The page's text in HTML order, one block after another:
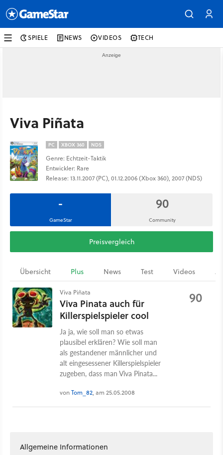
SPIELE NEWS VIDEOS TECH
Viva Piñata
PC XBOX 360 NDS
Genre: Echtzeit-Taktik
Entwickler: Rare
Release: 13.11.2007 (PC), 01.12.2006 (Xbox 360), 2007 (NDS)
-
GameStar
90
Community
Preisvergleich
Übersicht Plus News Test Videos
Viva Piñata
Viva Pinata auch für
Killerspielspieler cool
Ja ja, wie soll man so etwas
plausibel erklären? Wie soll man
als gestandener männlicher und
alt eingesessener Killerspielspieler
zugeben, dass man Viva Pinata...
vonTom_82, am 25.05.2008
90
Allgemeine Informationen